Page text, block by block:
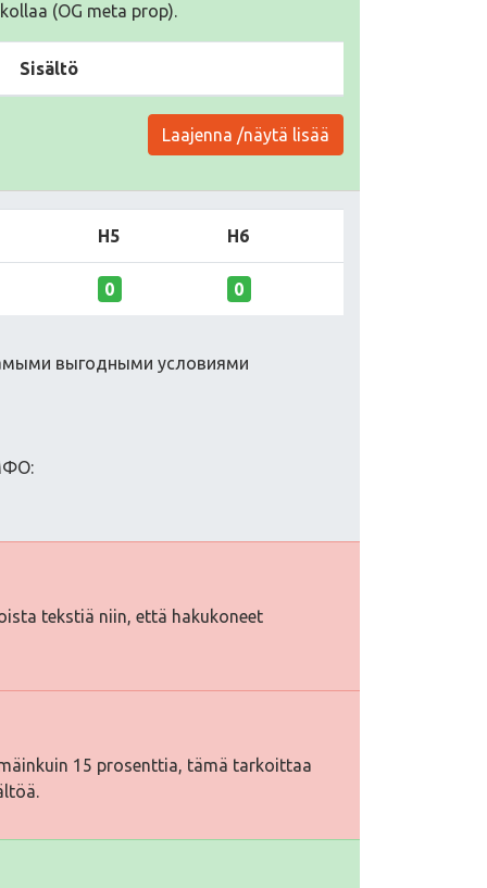
(OG meta prop).
Sisältö
Laajenna /näytä lisää
H5 H6
0 0
выгодными условиями
tekstiä niin, että hakukoneet
15 prosenttia, tämä tarkoittaa